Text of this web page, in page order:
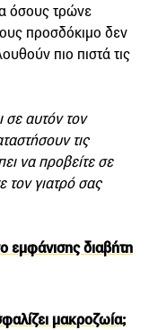
όσους τρώνε
προσδόκιμο δεν
πιο πιστά τις
σε αυτόν τον
τις
να προβείτε σε
τον γιατρό σας
εμφάνισης διαβήτη
μακροζωία;